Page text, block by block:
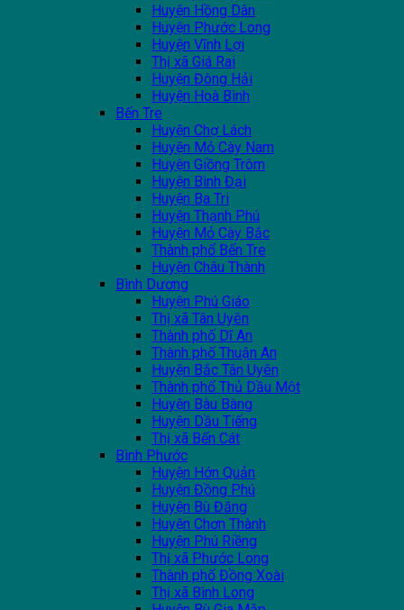
Huyện Hồng Dân
Huyện Phước Long
Huyện Vĩnh Lợi
Thị xã Giá Rai
Huyện Đông Hải
Huyện Hoà Bình
Bến Tre
Huyện Chợ Lách
Huyện Mỏ Cày Nam
Huyện Giồng Trôm
Huyện Bình Đại
Huyện Ba Tri
Huyện Thạnh Phú
Huyện Mỏ Cày Bắc
Thành phố Bến Tre
Huyện Châu Thành
Bình Dương
Huyện Phú Giáo
Thị xã Tân Uyên
Thành phố Dĩ An
Thành phố Thuận An
Huyện Bắc Tân Uyên
Thành phố Thủ Dầu Một
Huyện Bàu Bàng
Huyện Dầu Tiếng
Thị xã Bến Cát
Bình Phước
Huyện Hớn Quản
Huyện Đồng Phú
Huyện Bù Đăng
Huyện Chơn Thành
Huyện Phú Riềng
Thị xã Phước Long
Thành phố Đồng Xoài
Thị xã Bình Long